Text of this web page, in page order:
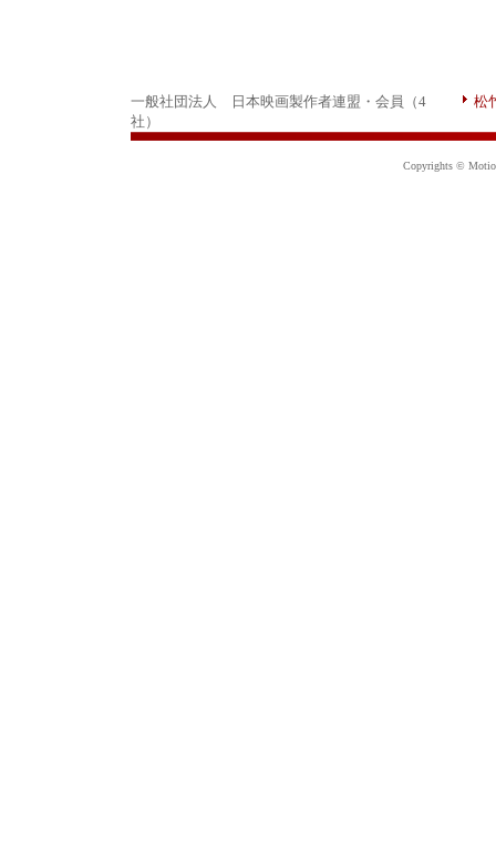
一般社団法人 日本映画製作者連盟・会員（4
社）
松
Copyrights ©